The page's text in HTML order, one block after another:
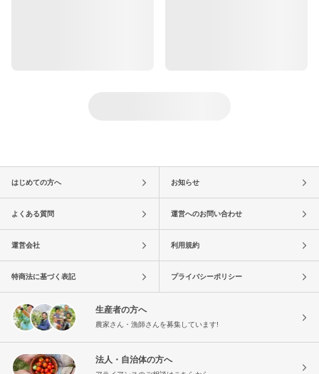
はじめての方へ お知らせ
よくある質問 運営へのお問い合わせ
運営会社 利用規約
特商法に基づく表記 プライバシーポリシー
生産者の方へ
農家さん・漁師さんを募集しています!
法人・自治体の方へ